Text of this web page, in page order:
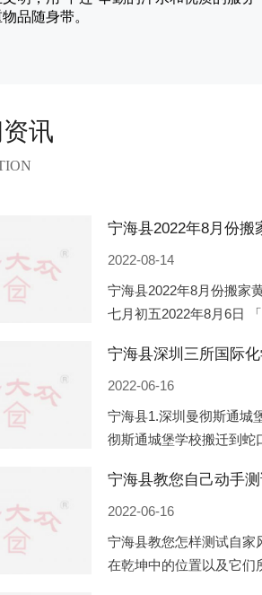
品随身带。
讯
2022-08-14
宁海县2022年8月份搬家
七月初五2022年8月6日
2022-06-16
宁海县1.深圳曼彻斯通城
彻斯通城堡学校搬迁到蛇
正式并入蛇口外籍
宁海县教您自己动手
2022-06-16
宁海县教您怎样测试自家
在乾坤中的位置以及它们